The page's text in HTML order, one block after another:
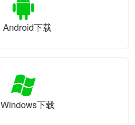
Android下载
Windows下载